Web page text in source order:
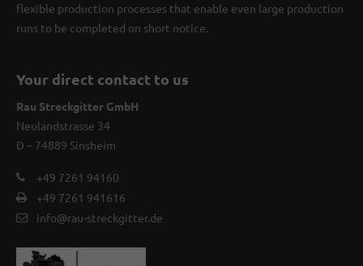
flexible production processes that enable even large production
runs to be completed on short notice.
Your direct contact to us
Rau Streckgitter GmbH
Neulandstrasse 34
D – 74889 Sinsheim
+49 7261 94160
+49 7261 941616
info@rau-streckgitter.de